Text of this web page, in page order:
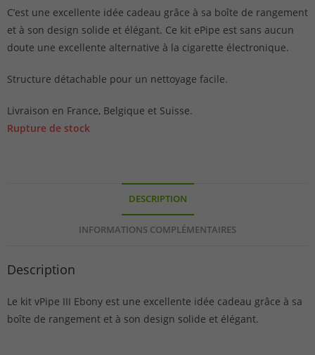
C’est une excellente idée cadeau grâce à sa boîte de rangement
et à son design solide et élégant. Ce kit ePipe est sans aucun
doute une excellente alternative à la cigarette électronique.
Structure détachable pour un nettoyage facile.
Livraison en France, Belgique et Suisse.
Rupture de stock
DESCRIPTION
INFORMATIONS COMPLÉMENTAIRES
Description
Le kit vPipe III Ebony est une excellente idée cadeau grâce à sa
boîte de rangement et à son design solide et élégant.